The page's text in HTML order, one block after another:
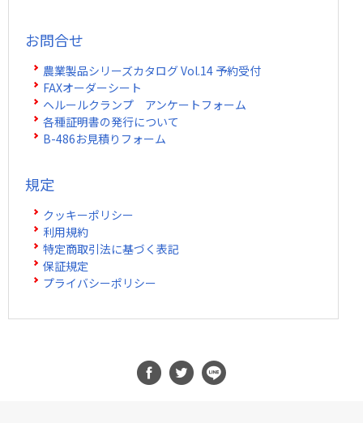
お問合せ
農業製品シリーズカタログ Vol.14 予約受付
FAXオーダーシート
ヘルールクランプ アンケートフォーム
各種証明書の発行について
B-486お見積りフォーム
規定
クッキーポリシー
利用規約
特定商取引法に基づく表記
保証規定
プライバシーポリシー